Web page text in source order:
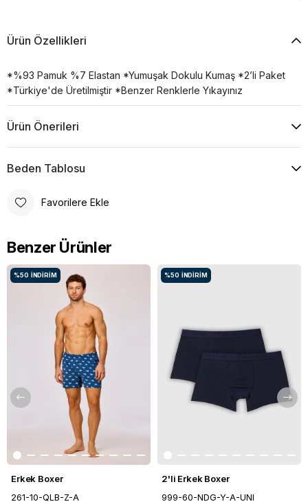
Ürün Özellikleri
*%93 Pamuk %7 Elastan *Yumuşak Dokulu Kumaş *2’li Paket
*Türkiye'de Üretilmiştir *Benzer Renklerle Yıkayınız
Ürün Önerileri
Beden Tablosu
Favorilere Ekle
Benzer Ürünler
Erkek Boxer
261-10-QLB-Z-A
%50 İNDIRIM
2'li Erkek Boxer
999-60-NDG-Y-A-UNI
%50 İNDIRIM